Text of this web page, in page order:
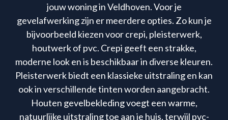
jouw woning in Veldhoven. Voor je
gevelafwerking zijn er meerdere opties. Zo kun je
bijvoorbeeld kiezen voor crepi, pleisterwerk,
houtwerk of pvc. Crepi geeft een strakke,
moderne look en is beschikbaar in diverse kleuren.
Pleisterwerk biedt een klassieke uitstraling en kan
ook in verschillende tinten worden aangebracht.
Houten gevelbekleding voegt een warme,
natuurlijke uitstraling toe aan je huis, terwijl pvc-